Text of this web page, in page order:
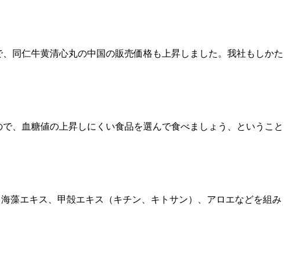
同仁牛黄清心丸の中国の販売価格も上昇しました。我社もしかた
、血糖値の上昇しにくい食品を選んで食べましょう、ということ
藻エキス、甲殻エキス（キチン、キトサン）、アロエなどを組み